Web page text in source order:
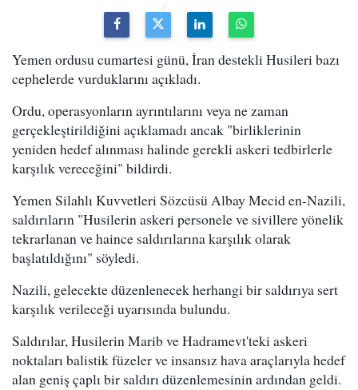
Yemen ordusu cumartesi günü, İran destekli Husileri bazı
cephelerde vurduklarını açıkladı.
Ordu, operasyonların ayrıntılarını veya ne zaman
gerçekleştirildiğini açıklamadı ancak "birliklerinin
yeniden hedef alınması halinde gerekli askeri tedbirlerle
karşılık vereceğini" bildirdi.
Yemen Silahlı Kuvvetleri Sözcüsü Albay Mecid en-Nazili,
saldırıların "Husilerin askeri personele ve sivillere yönelik
tekrarlanan ve haince saldırılarına karşılık olarak
başlatıldığını" söyledi.
Nazili, gelecekte düzenlenecek herhangi bir saldırıya sert
karşılık verileceği uyarısında bulundu.
Saldırılar, Husilerin Marib ve Hadramevt'teki askeri
noktaları balistik füzeler ve insansız hava araçlarıyla hedef
alan geniş çaplı bir saldırı düzenlemesinin ardından geldi.